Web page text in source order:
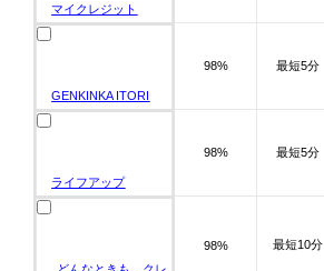
マイクレジット
GENKINKA ITORI
98% 最短5分
ライフアップ
98% 最短5分
98% 最短10分